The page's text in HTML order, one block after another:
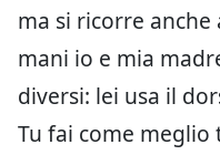
ma si ricorre anche
mani io e mia
diversi: lei usa il
Tu fai come meglio